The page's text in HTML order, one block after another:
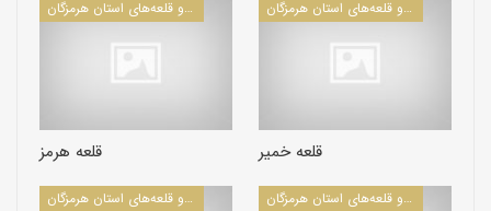
كاروانسراها و قلعه‌های استان هرمزگان
قلعه هرمز
كاروانسراها و قلعه‌های استان هرمزگان
قلعه خمیر
كاروانسراها و قلعه‌های استان هرمزگان كاروانسراها و قلعه‌های استان هرمزگان